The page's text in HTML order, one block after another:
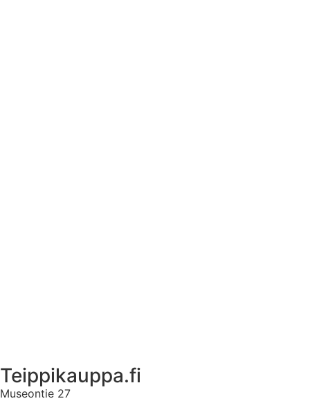
Teippikauppa.fi
Museontie 27